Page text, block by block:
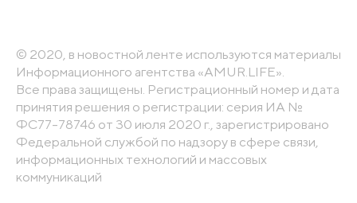
© 2020, в новостной ленте используются материалы
Информационного агентства «AMUR.LIFE».
Все права защищены. Регистрационный номер и дата
принятия решения о регистрации: серия ИА №
ФС77-78746 от 30 июля 2020 г., зарегистрировано
Федеральной службой по надзору в сфере связи,
информационных технологий и массовых
коммуникаций